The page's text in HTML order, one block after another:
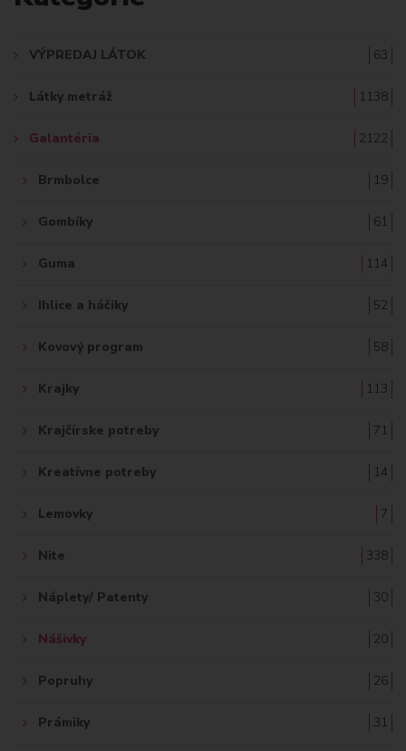
VÝPREDAJ LÁTOK 63
Látky metráž 1138
Galantéria 2122
Brmbolce 19
Gombíky 61
Guma 114
Ihlice a háčiky 52
Kovový program 58
Krajky 113
Krajčírske potreby 71
Kreatívne potreby 14
Lemovky 7
Nite 338
Náplety/ Patenty 30
Nášivky 20
Popruhy 26
Prámiky 31